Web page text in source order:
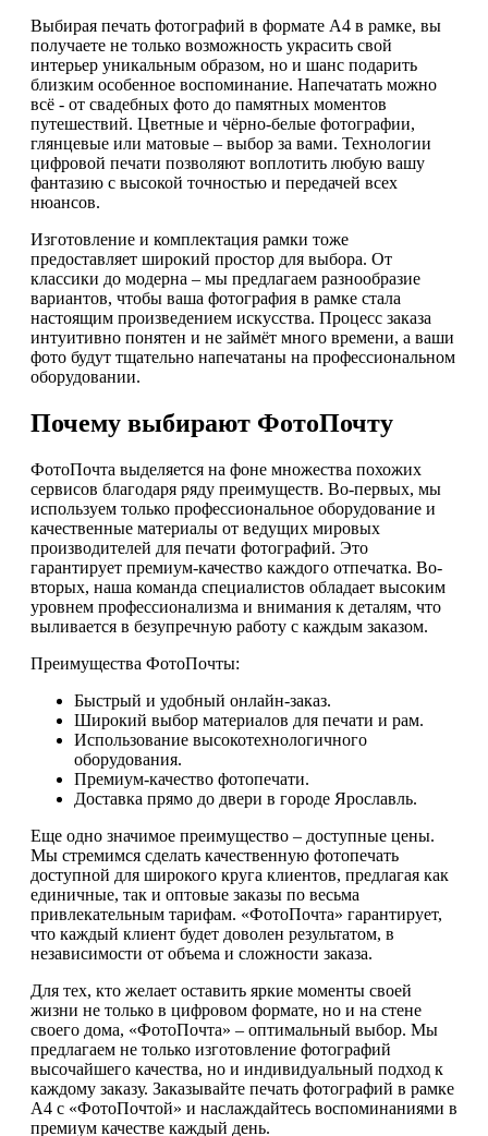
Выбирая печать фотографий в формате А4 в рамке, вы
получаете не только возможность украсить свой
интерьер уникальным образом, но и шанс подарить
близким особенное воспоминание. Напечатать можно
всё - от свадебных фото до памятных моментов
путешествий. Цветные и чёрно-белые фотографии,
глянцевые или матовые – выбор за вами. Технологии
цифровой печати позволяют воплотить любую вашу
фантазию с высокой точностью и передачей всех
нюансов.
Изготовление и комплектация рамки тоже
предоставляет широкий простор для выбора. От
классики до модерна – мы предлагаем разнообразие
вариантов, чтобы ваша фотография в рамке стала
настоящим произведением искусства. Процесс заказа
интуитивно понятен и не займёт много времени, а ваши
фото будут тщательно напечатаны на профессиональном
оборудовании.
Почему выбирают ФотоПочту
ФотоПочта выделяется на фоне множества похожих
сервисов благодаря ряду преимуществ. Во-первых, мы
используем только профессиональное оборудование и
качественные материалы от ведущих мировых
производителей для печати фотографий. Это
гарантирует премиум-качество каждого отпечатка. Во-
вторых, наша команда специалистов обладает высоким
уровнем профессионализма и внимания к деталям, что
выливается в безупречную работу с каждым заказом.
Преимущества ФотоПочты:
Быстрый и удобный онлайн-заказ.
Широкий выбор материалов для печати и рам.
Использование высокотехнологичного
оборудования.
Премиум-качество фотопечати.
Доставка прямо до двери в городе Ярославль.
Еще одно значимое преимущество – доступные цены.
Мы стремимся сделать качественную фотопечать
доступной для широкого круга клиентов, предлагая как
единичные, так и оптовые заказы по весьма
привлекательным тарифам. «ФотоПочта» гарантирует,
что каждый клиент будет доволен результатом, в
независимости от объема и сложности заказа.
Для тех, кто желает оставить яркие моменты своей
жизни не только в цифровом формате, но и на стене
своего дома, «ФотоПочта» – оптимальный выбор. Мы
предлагаем не только изготовление фотографий
высочайшего качества, но и индивидуальный подход к
каждому заказу. Заказывайте печать фотографий в рамке
А4 с «ФотоПочтой» и наслаждайтесь воспоминаниями в
премиум качестве каждый день.